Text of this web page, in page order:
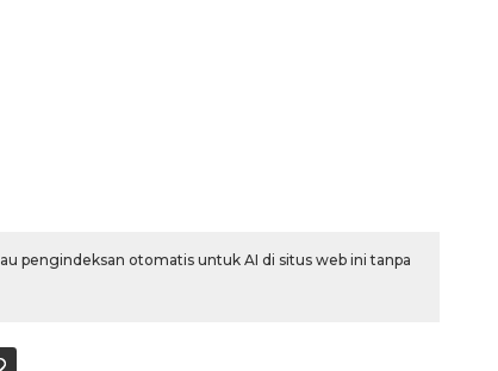
pengindeksan otomatis untuk AI di situs web ini tanpa